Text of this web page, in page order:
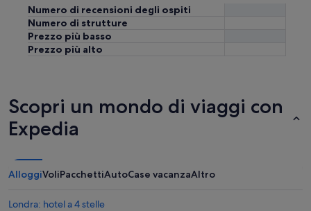
Numero di recensioni degli ospiti
Numero di strutture
Prezzo più basso
Prezzo più alto
Scopri un mondo di viaggi con
Expedia
AlloggiVoliPacchettiAutoCase vacanzaAltro
Londra: hotel a 4 stelle